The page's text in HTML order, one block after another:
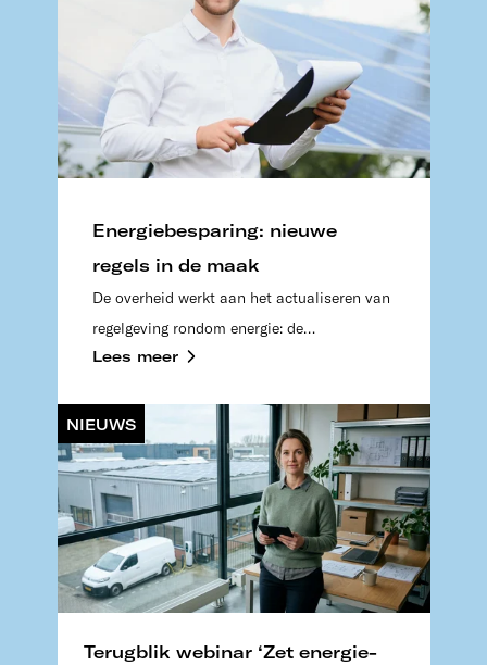
Energiebesparing: nieuwe
regels in de maak
De overheid werkt aan het actualiseren van
regelgeving rondom energie: de
energiebesparingsplicht en EED-richtlijn.
Lees meer
NIEUWS
Terugblik webinar ‘Zet energie-